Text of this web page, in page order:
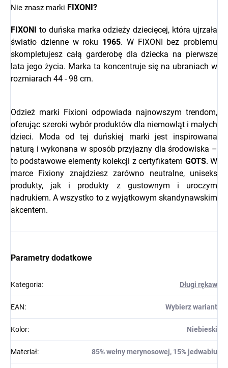
Nie znasz marki FIXONI?
FIXONI
to duńska marka odzieży dziecięcej, która ujrzała
światło dzienne w roku 1965. W FIXONI bez problemu
skompletujesz całą garderobę dla dziecka na pierwsze
lata jego życia. Marka ta koncentruje się na ubraniach w
rozmiarach 44 - 98 cm.
Odzież marki Fixioni odpowiada najnowszym trendom,
oferując szeroki wybór produktów dla niemowląt i małych
dzieci. Moda od tej duńskiej marki jest inspirowana
naturą i wykonana w sposób przyjazny dla środowiska –
to podstawowe elementy kolekcji z certyfikatem GOTS. W
marce Fixiony znajdziesz zarówno neutralne, uniseks
produkty, jak i produkty z gustownym i uroczym
nadrukiem. A wszystko to z wyjątkowym skandynawskim
akcentem.
Parametry dodatkowe
Kategoria: Długi rękaw
EAN: Wybierz wariant
Kolor: Niebieski
Materiał: 85% wełny merynosowej, 15% jedwabiu